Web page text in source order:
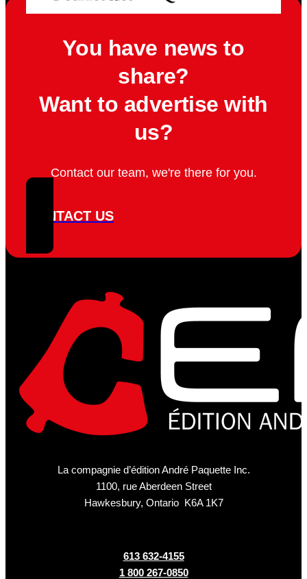
You have news to
share?
Want to advertise with
us?
Contact our team, we're there for you.
CONTACT US
La compagnie d’édition André Paquette Inc.
1100, rue Aberdeen Street
Hawkesbury, Ontario K6A 1K7
613 632-4155
1 800 267-0850